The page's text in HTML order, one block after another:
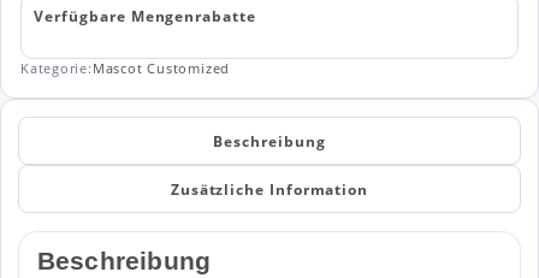
22249-
Menge
Verfügbare Mengenrabatte
Kategorie: Mascot Customized
Beschreibung
Zusätzliche Information
Beschreibung